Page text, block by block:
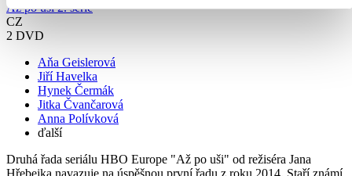
Až po uši 2. série
CZ
2 DVD
Aňa Geislerová
Jiří Havelka
Hynek Čermák
Jitka Čvančarová
Anna Polívková
ďalší
Druhá řada seriálu HBO Europe "Až po uši" od režiséra Jana